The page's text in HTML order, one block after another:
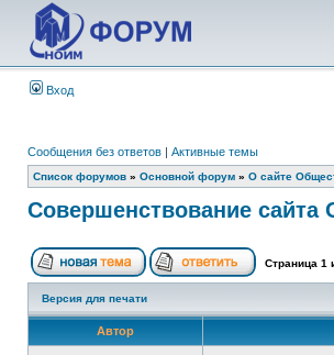
Вход
Сообщения без ответов | Активные темы
Список форумов » Основной форум » О сайте
Совершенствование сайта
Страница 1
Версия для печати
Автор